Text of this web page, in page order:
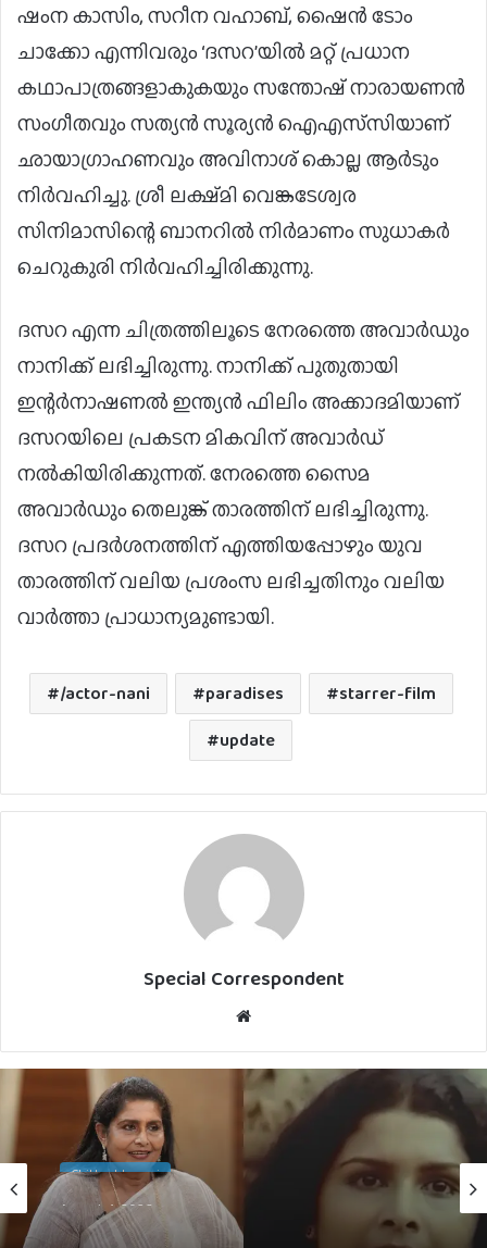
ഷംന കാസിം, സറീന വഹാബ്, ഷൈൻ ടോം
ചാക്കോ എന്നിവരും ‘ദസറ’യിൽ മറ്റ് പ്രധാന
കഥാപാത്രങ്ങളാകുകയും സന്തോഷ് നാരായണൻ
സംഗീതവും സത്യൻ സൂര്യൻ ഐഎസ്‍സിയാണ്
ഛായാഗ്രാഹണവും അവിനാശ് കൊല്ല ആർടും
നിർവഹിച്ചു. ശ്രീ ലക്ഷ്‍മി വെങ്കടേശ്വര
സിനിമാസിന്റെ ബാനറിൽ നിർമാണം സുധാകർ
ചെറുകുരി നിർവഹിച്ചിരിക്കുന്നു.
ദസറ എന്ന ചിത്രത്തിലൂടെ നേരത്തെ അവാർഡും
നാനിക്ക് ലഭിച്ചിരുന്നു. നാനിക്ക് പുതുതായി
ഇന്റർനാഷണൽ ഇന്ത്യൻ ഫിലിം അക്കാദമിയാണ്
ദസറയിലെ പ്രകടന മികവിന് അവാർഡ്
നൽകിയിരിക്കുന്നത്. നേരത്തെ സൈമ
അവാർഡും തെലുങ്ക് താരത്തിന് ലഭിച്ചിരുന്നു.
ദസറ പ്രദർശനത്തിന് എത്തിയപ്പോഴും യുവ
താരത്തിന് വലിയ പ്രശംസ ലഭിച്ചതിനും വലിയ
വാർത്താ പ്രാധാന്യമുണ്ടായി.
/actor-nani paradises
starrer-film
update
Special Correspondent
Chithrabhoomi
August 4, 2026
ഗോഡ്ഫാദറിലെ വേഷത്തിന് ഞാൻ
ചേരില്ലെന്ന് സിദ്ധിഖ് മുഖത്ത് നോക്കി